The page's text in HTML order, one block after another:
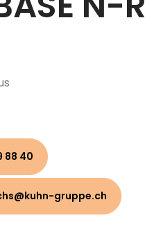
88 40
gruppe.ch